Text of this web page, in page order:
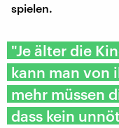
spielen.
"Je älter die
kann man von
mehr müssen
dass kein